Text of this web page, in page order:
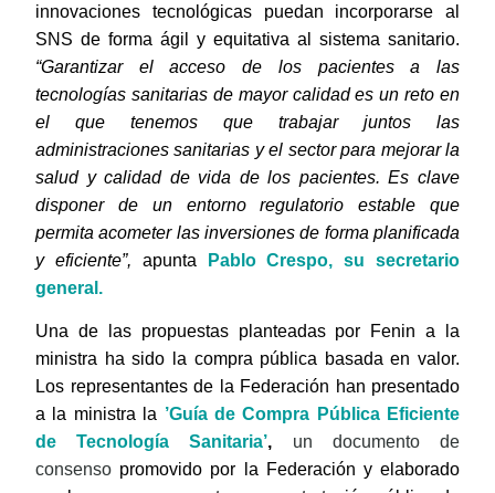
innovaciones tecnológicas puedan incorporarse al
SNS de forma ágil y equitativa al sistema sanitario.
“Garantizar el acceso de los pacientes a las
tecnologías sanitarias de mayor calidad es un reto en
el que tenemos que trabajar juntos las
administraciones sanitarias y el sector para mejorar la
salud y calidad de vida de los pacientes. Es clave
disponer de un entorno regulatorio estable que
permita acometer las inversiones de forma planificada
y eficiente”, apunta
Pablo Crespo, su secretario
general.
Una de las propuestas planteadas por Fenin a la
ministra ha sido la compra pública basada en valor.
Los representantes de la Federación han presentado
a la ministra la ’Guía de Compra Pública Eficiente
de Tecnología Sanitaria’,
un documento de
consenso promovido por la Federación y elaborado